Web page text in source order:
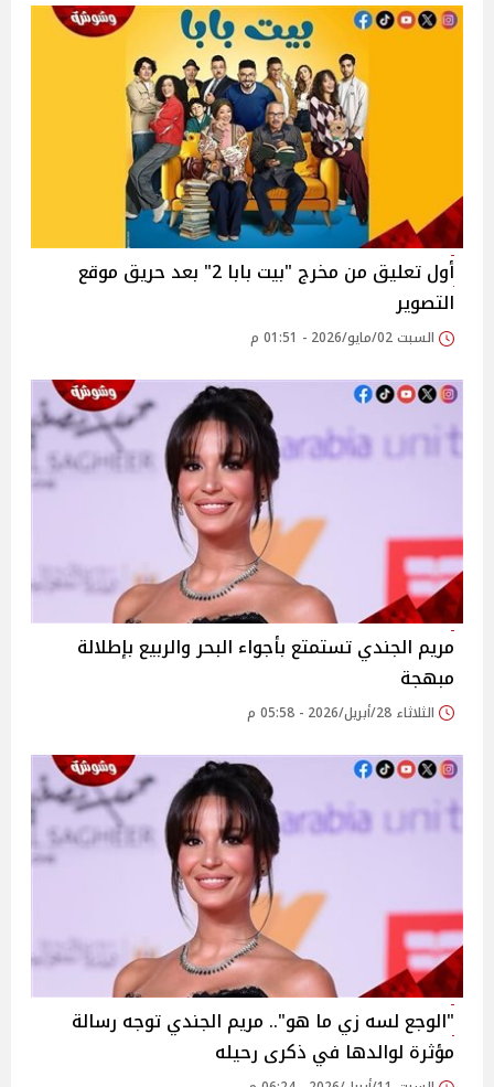
أول تعليق من مخرج "بيت بابا 2" بعد حريق موقع
التصوير
السبت 02/مايو/2026 - 01:51 م
مريم الجندي تستمتع بأجواء البحر والربيع بإطلالة
مبهجة
الثلاثاء 28/أبريل/2026 - 05:58 م
"الوجع لسه زي ما هو".. مريم الجندي توجه رسالة
مؤثرة لوالدها في ذكرى رحيله